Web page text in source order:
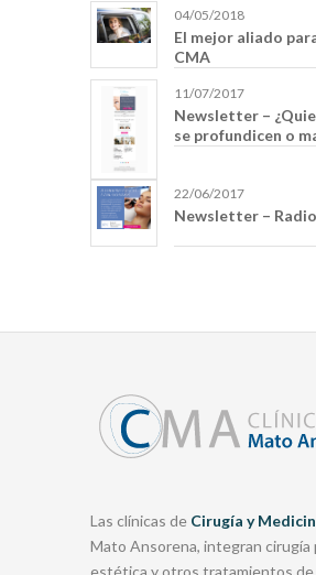
04/05/2018
El mejor aliado
CMA
11/07/2017
Newsletter –
se profundicen o
22/06/2017
Newsletter –
Las clínicas de Cirugía y
Mato Ansorena, integran cirugía